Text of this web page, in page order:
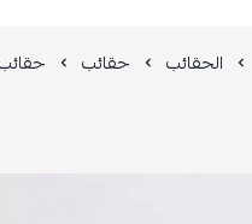
الحقائب حقائب